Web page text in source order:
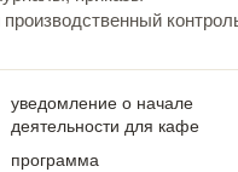
производственный
уведомление о начале
деятельности для кафе
программа